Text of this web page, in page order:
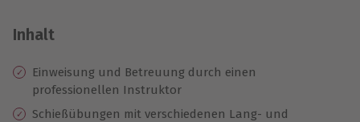
Inhalt
Einweisung und Betreuung durch einen
professionellen Instruktor
Schießübungen mit verschiedenen Lang- und